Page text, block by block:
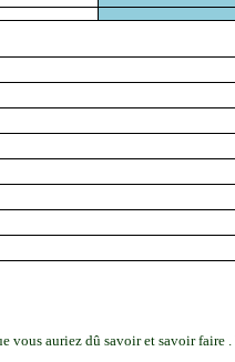
vous auriez dû savoir et savoir faire .